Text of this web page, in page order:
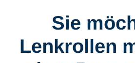
Sie
Lenkrollen